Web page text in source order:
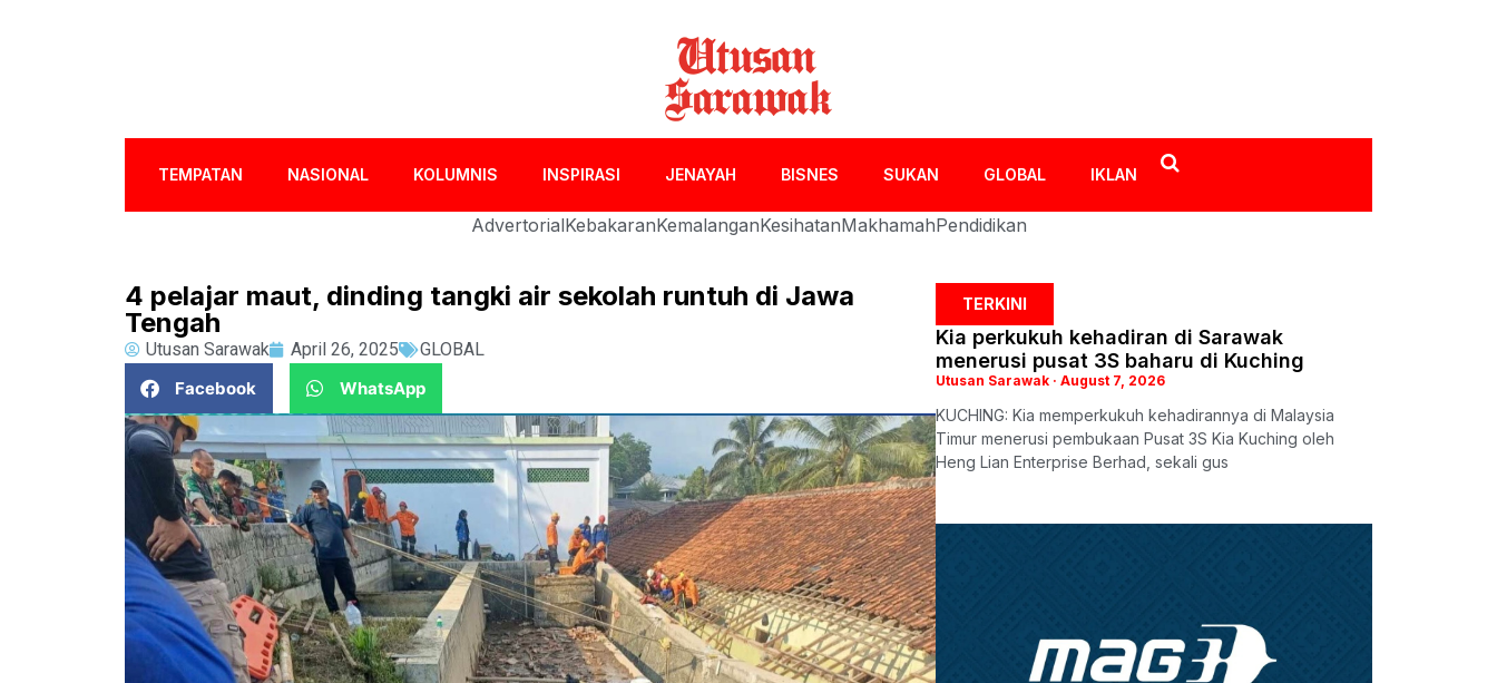
TEMPATAN NASIONAL KOLUMNIS INSPIRASI JENAYAH BISNES SUKAN GLOBAL IKLAN
AdvertorialKebakaranKemalanganKesihatanMakhamahPendidikan
4 pelajar maut, dinding tangki air sekolah runtuh di Jawa
Tengah
Utusan Sarawak April 26, 2025
GLOBAL
Facebook
WhatsApp
TERKINI
Kia perkukuh kehadiran di Sarawak
menerusi pusat 3S baharu di Kuching
Utusan Sarawak August 7, 2026
KUCHING: Kia memperkukuh kehadirannya di Malaysia
Timur menerusi pembukaan Pusat 3S Kia Kuching oleh
Heng Lian Enterprise Berhad, sekali gus